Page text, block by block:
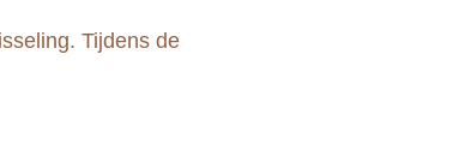
Tijdens de